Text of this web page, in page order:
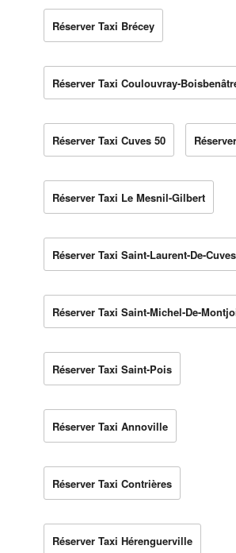
Réserver Taxi Brécey
Réserver Taxi Coulouvray-
Réserver Taxi Cuves 50
Réserver Taxi Le Mesnil-Gilbert
Réserver Taxi Saint-Laurent-De-Cuves
Réserver Taxi Saint-Michel-De-
Réserver Taxi Saint-Pois
Réserver Taxi Annoville
Réserver Taxi Contrières
Réserver Taxi Hérenguerville